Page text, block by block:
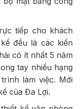
tiếp cho khách
đều là các kiến
có ít nhất 5 năm
tay nhiều hạng
làm việc. Mới
của Đa Lợi.